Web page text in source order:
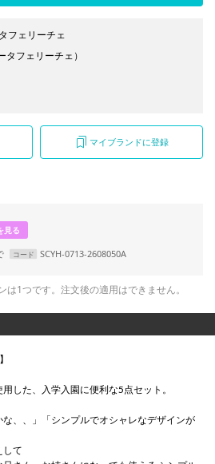
フェリーチェ
タフェリーチェ）
マイブランドに登録
見る
コード SCYH-0713-2608050A
1つです。注文後の適用はできません。
した、入学入園に便利な5点セット。
な、、」「シンプルでオシャレなデザインが
して